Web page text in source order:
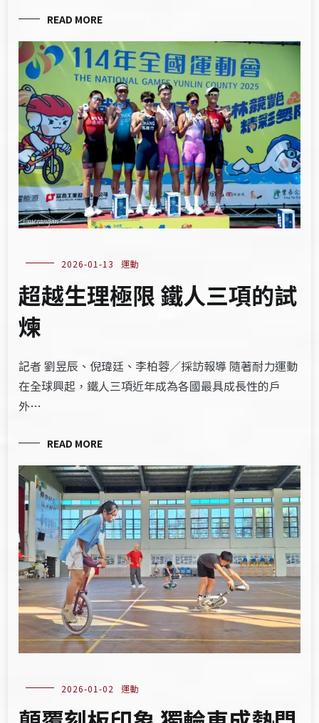
READ MORE
2026-01-13 運動
超越生理極限 鐵人三項的試
煉
記者 劉昱辰、倪瑋廷、李柏蓉／採訪報導 隨著耐力運動
在全球興起，鐵人三項近年成為各國最具成長性的戶
外…
READ MORE
2026-01-02 運動